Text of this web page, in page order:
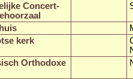
Concert-
kerk
Orthodoxe